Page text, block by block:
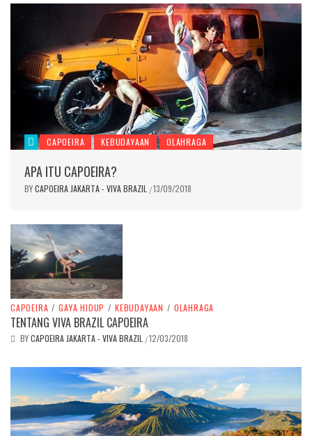
CAPOEIRA KEBUDAYAAN OLAHRAGA
APA ITU CAPOEIRA?
BYCAPOEIRA JAKARTA - VIVA BRAZIL /13/09/2018
CAPOEIRA / GAYA HIDUP / KEBUDAYAAN / OLAHRAGA
TENTANG VIVA BRAZIL CAPOEIRA
BYCAPOEIRA JAKARTA - VIVA BRAZIL /12/03/2018